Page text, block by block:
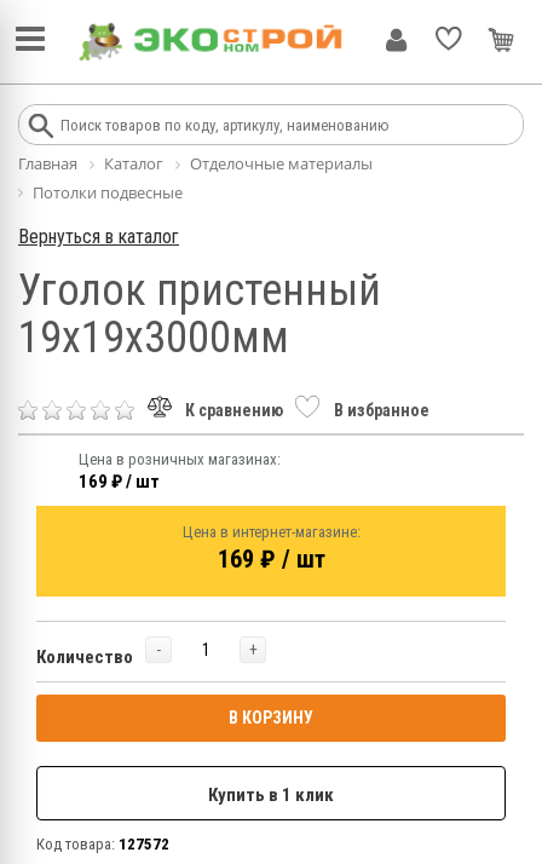
Главная Каталог
Отделочные материалы
Потолки подвесные
Вернуться в каталог
Уголок пристенный
19х19х3000мм
К сравнению В избранное
Цена в розничных магазинах:
169 ₽ / шт
Цена в интернет-магазине:
169 ₽ / шт
Количество - +
В КОРЗИНУ
Купить в 1 клик
Код товара: 127572